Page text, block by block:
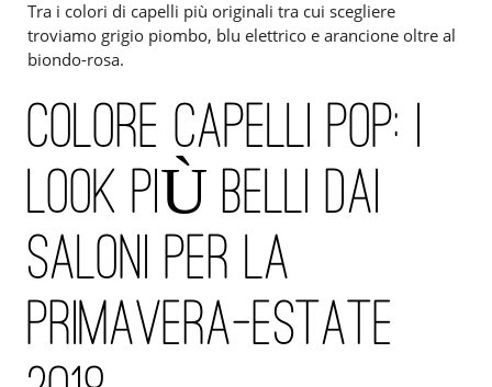
Tra i colori di capelli più originali tra cui scegliere
troviamo grigio piombo, blu elettrico e arancione oltre al
biondo-rosa.
COLORE CAPELLI POP: I
LOOK PIÙ BELLI DAI
SALONI PER LA
PRIMAVERA-ESTATE